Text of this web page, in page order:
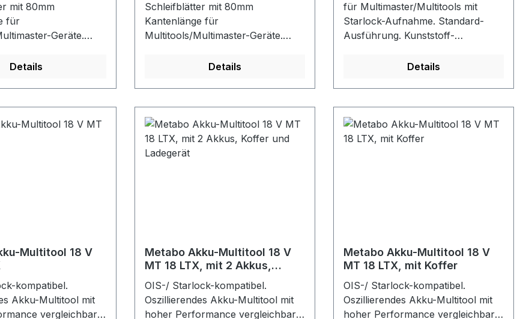
mit 80mm
für
Geräte.
garantieren
Einsatz auf
Materialien.
Details
Stück
Schleifblätter mit 80mm
Kantenlänge für
Multitools/Multimaster-Geräte.
Vollkunstharzbindung garantieren
den universellen Einsatz auf
nahezu allen Materialien.
Ungelocht,
Klettschnellbefestigung.Farbe:
Details
Multimaster/Multitool
für Multimaster/Multitools mit
Starlock-Aufnahme. Standard-
Ausführung. Kunststoff-
Beschädigungen und
80mm
Details
Multitool 18 V
kompatibel.
Akku-Multitool mit
vergleichbar
Metabo Akku-Multitool 18 V
MT 18 LTX, mit 2 Akkus,
OIS-/ Starlock-kompatibel.
Oszillierendes Akku-Multitool mit
hoher Performance vergleichbar
Metabo Akku-Multitool 18 V
MT 18 LTX, mit Koffer
OIS-/ Starlock-kompatibel.
Oszillierendes Akku-Multitool mit
hoher Performance vergleichbar